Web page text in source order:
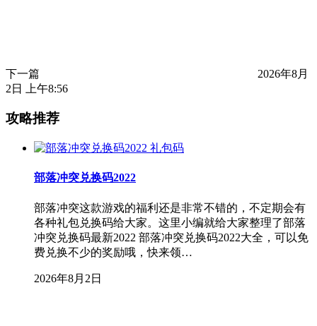
下一篇
2026年8月
2日 上午8:56
攻略推荐
礼包码
部落冲突兑换码2022
部落冲突这款游戏的福利还是非常不错的，不定期会有
各种礼包兑换码给大家。这里小编就给大家整理了部落
冲突兑换码最新2022 部落冲突兑换码2022大全，可以免
费兑换不少的奖励哦，快来领…
2026年8月2日